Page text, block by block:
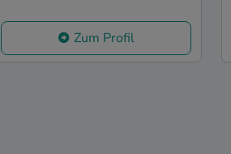
Zum Profil